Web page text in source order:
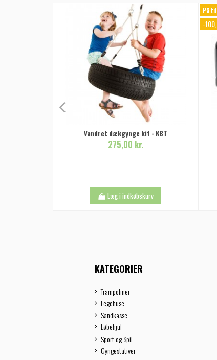
Vandret dækgynge kit - KBT
275,00 kr.
Læg i indkøbskurv
På
-
KATEGORIER
Trampoliner
Legehuse
Sandkasse
Løbehjul
Sport og Spil
Gyngestativer